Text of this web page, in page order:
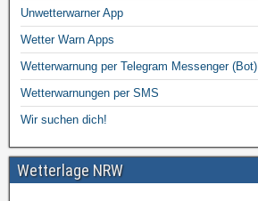
Unwetterwarner App
Wetter Warn Apps
Wetterwarnung per Telegram Messenger (Bot)
Wetterwarnungen per SMS
Wir suchen dich!
Wetterlage NRW